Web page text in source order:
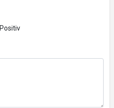
Positiv